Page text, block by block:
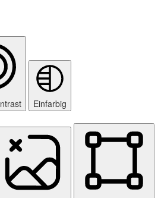
Einfarbig